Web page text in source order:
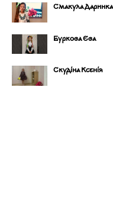
Смакула Даринка
Буркова Єва
Скудіна Ксенія